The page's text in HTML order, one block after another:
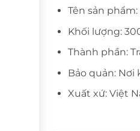
Tên sản
Khối lượng:
Thành phần:
Bảo quản: Nơi
Xuất xứ: Việt